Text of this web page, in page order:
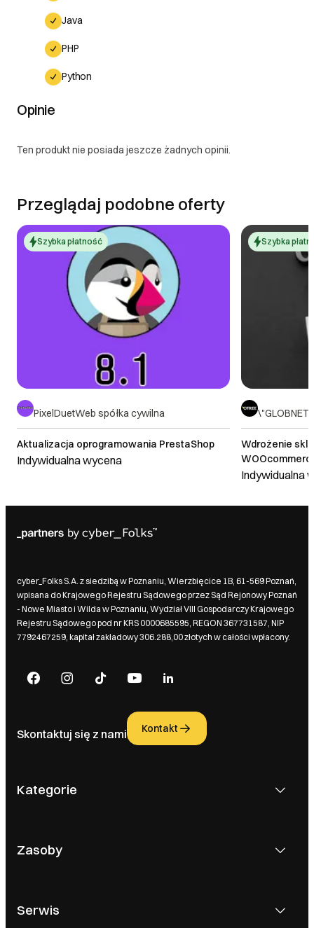
Java
PHP
Python
Opinie
Ten produkt nie posiada jeszcze żadnych opinii.
Przeglądaj podobne oferty
Szybka płatność
PixelDuetWeb spółka cywilna
Aktualizacja oprogramowania PrestaShop
Indywidualna wycena
Szybka
Wdrożenie
Indywidualna
cyber_Folks S.A. z siedzibą w Poznaniu, Wierzbięcice 1B, 61-569 Poznań,
wpisana do Krajowego Rejestru Sądowego przez Sąd Rejonowy Poznań
- Nowe Miasto i Wilda w Poznaniu, Wydział VIII Gospodarczy Krajowego
Rejestru Sądowego pod nr KRS 0000685595, REGON 367731587, NIP
7792467259, kapitał zakładowy 306.288,00 złotych w całości wpłacony.
Skontaktuj się z nami Kontakt
Kategorie
Zasoby
Serwis